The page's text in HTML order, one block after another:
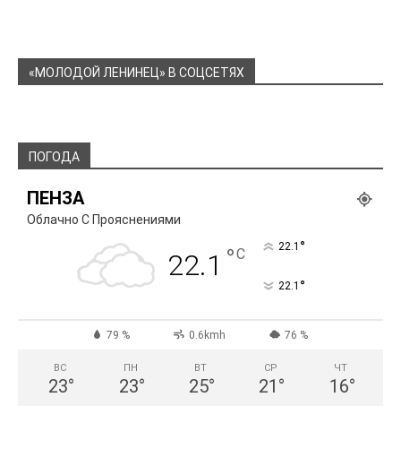
«МОЛОДОЙ ЛЕНИНЕЦ» В СОЦСЕТЯХ
ПОГОДА
ПЕНЗА
Облачно С Прояснениями
22.1 °C 22.1 °
22.1 °
79 % 0.6kmh 76 %
ВС
23°
ПН
23°
ВТ
25°
СР
21 °
ЧТ
16°